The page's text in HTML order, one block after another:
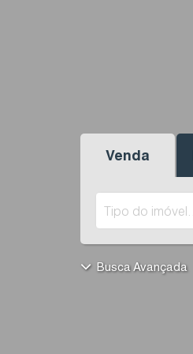
Venda
Tipo do imóvel...
Busca Avançada